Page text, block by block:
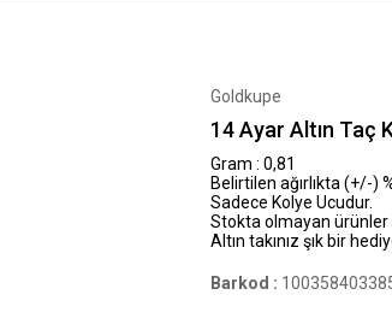
Goldkupe
14 Ayar Altın Taç
Gram : 0,81
Belirtilen ağırlıkta (+/-)
Sadece Kolye Ucudur.
Stokta olmayan
Altın takınız şık bir
Barkod :